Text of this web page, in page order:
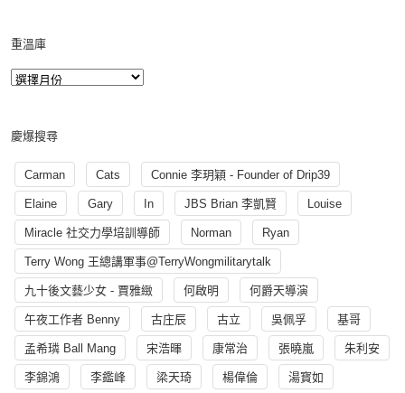
重溫庫
慶爆搜尋
Carman Cats Connie 李玥穎 - Founder of Drip39
Elaine Gary In JBS Brian 李凱賢 Louise
Miracle 社交力學培訓導師 Norman Ryan
Terry Wong 王總講軍事@TerryWongmilitarytalk
九十後文藝少女 - 賈雅緻 何啟明 何爵天導演
午夜工作者 Benny 古庄辰 古立 吳佩孚 基哥
孟希璘 Ball Mang 宋浩暉 康常治 張曉嵐 朱利安
李錦鴻 李鑑峰 梁天琦 楊偉倫 湯寳如